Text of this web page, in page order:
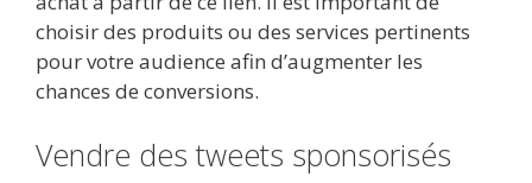
choisir des produits ou des services pertinents
pour votre audience afin d’augmenter les
chances de conversions.
Vendre des tweets sponsorisés